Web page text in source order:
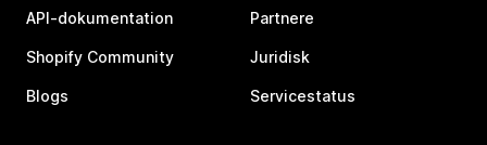
API-dokumentation
Shopify Community
Blogs
Partnere
Juridisk
Servicestatus